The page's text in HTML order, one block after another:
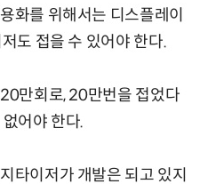
화를 위해서는 디스플레이
도 접을 수 있어야 한다.
만회로, 20만번을 접었다
어야 한다.
타이저가 개발은 되고 있지